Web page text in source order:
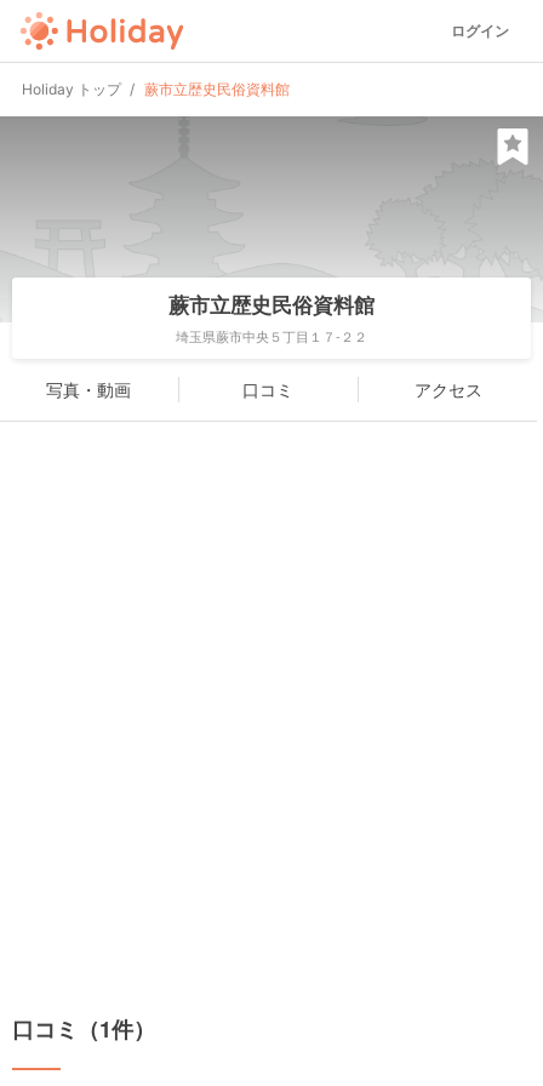
ログイン
Holiday トップ 蕨市立歴史民俗資料館
蕨市立歴史民俗資料館
埼玉県蕨市中央５丁目１７-２２
写真・動画 口コミ アクセス
口コミ（1件）